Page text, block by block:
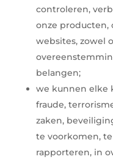
controleren,
onze producten,
websites, zowel
belangen;
we kunnen elke
fraude,
zaken,
te voorkomen,
rapporteren, in